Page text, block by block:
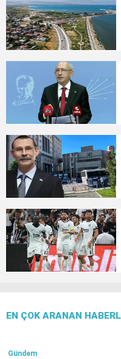
EN ÇOK ARANAN
Gündem